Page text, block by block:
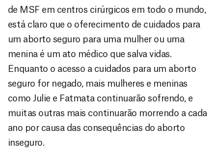
de MSF em centros cirúrgicos em todo o mundo,
está claro que o oferecimento de cuidados para
um aborto seguro para uma mulher ou uma
menina é um ato médico que salva vidas.
Enquanto o acesso a cuidados para um aborto
seguro for negado, mais mulheres e meninas
como Julie e Fatmata continuarão sofrendo, e
muitas outras mais continuarão morrendo a cada
ano por causa das consequências do aborto
inseguro.